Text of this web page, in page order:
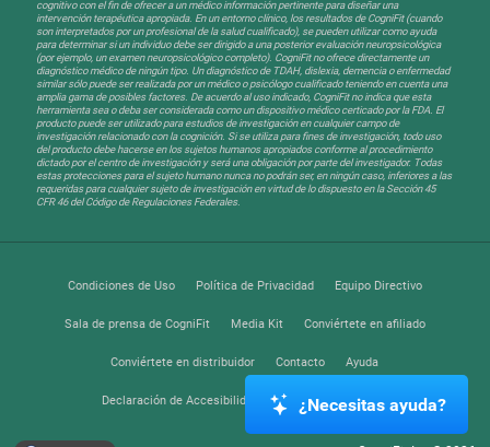
cognitivo con el fin de ofrecer a un médico información pertinente para diseñar una
intervención terapéutica apropiada. En un entorno clínico, los resultados de CogniFit (cuando
son interpretados por un profesional de la salud cualificado), se pueden utilizar como ayuda
para determinar si un individuo debe ser dirigido a una posterior evaluación neuropsicológica
(por ejemplo, un examen neuropsicológico completo). CogniFit no ofrece directamente un
diagnóstico médico de ningún tipo. Un diagnóstico de TDAH, dislexia, demencia o enfermedad
similar sólo puede ser realizada por un médico o psicólogo cualificado teniendo en cuenta una
amplia gama de posibles factores. De acuerdo al uso indicado, CogniFit no indica que esta
herramienta sea o deba ser considerada como un dispositivo médico certicado por la FDA. El
producto puede ser utilizado para estudios de investigación en cualquier campo de
investigación relacionado con la cognición. Si se utiliza para fines de investigación, todo uso
del producto debe hacerse en los sujetos humanos apropiados conforme al procedimiento
dictado por el centro de investigación y será una obligación por parte del investigador. Todas
estas protecciones para el sujeto humano nunca no podrán ser, en ningún caso, inferiores a las
requeridas para cualquier sujeto de investigación en virtud de lo dispuesto en la Sección 45
CFR 46 del Código de Regulaciones Federales.
Condiciones de Uso Política de Privacidad Equipo Directivo
Sala de prensa de CogniFit Media Kit Conviértete en afiliado
Conviértete en distribuidor Contacto Ayuda
Declaración de Accesibilidad Centro de Confianza
¿Necesitas ayuda?